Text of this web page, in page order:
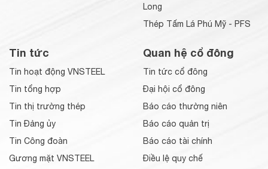
Long
Thép Tấm Lá Phú Mỹ - PFS
Tin tức
Tin hoạt động VNSTEEL
Tin tổng hợp
Tin thị trường thép
Tin Đảng ủy
Tin Công đoàn
Gương mặt VNSTEEL
Quan hệ cổ đông
Tin tức cổ đông
Đại hội cổ đông
Báo cáo thường niên
Báo cáo quản trị
Báo cáo tài chính
Điều lệ quy chế